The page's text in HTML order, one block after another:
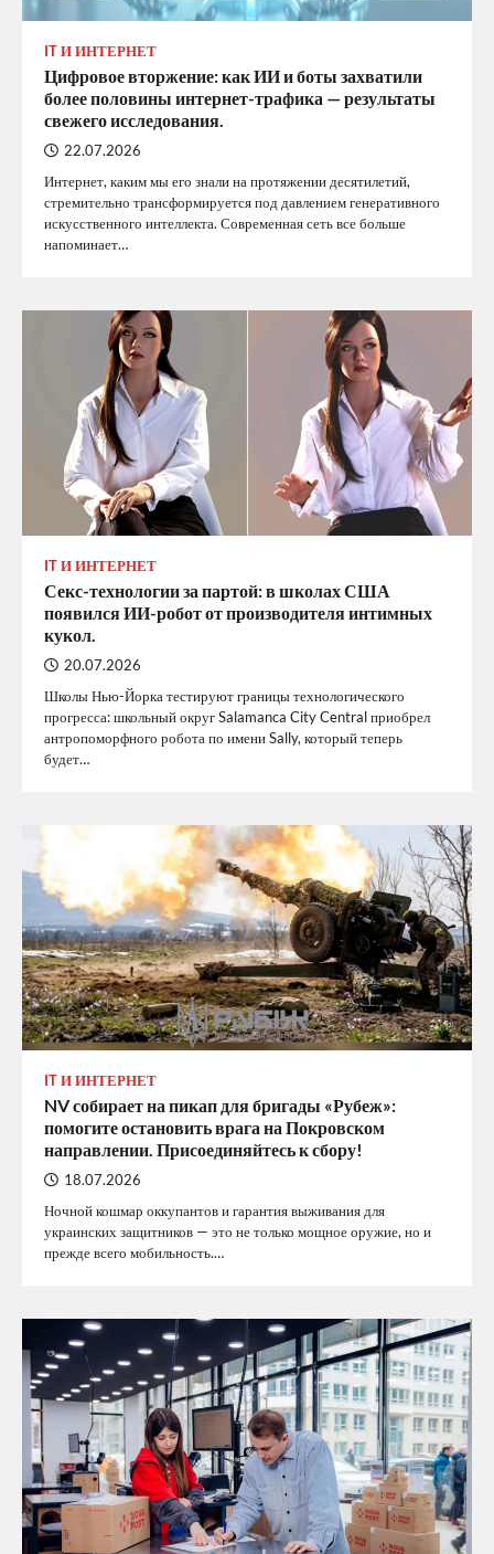
IT И ИНТЕРНЕТ
Цифровое вторжение: как ИИ и боты захватили
более половины интернет-трафика — результаты
свежего исследования.
22.07.2026
Интернет, каким мы его знали на протяжении десятилетий,
стремительно трансформируется под давлением генеративного
искусственного интеллекта. Современная сеть все больше
напоминает…
IT И ИНТЕРНЕТ
Секс-технологии за партой: в школах США
появился ИИ-робот от производителя интимных
кукол.
20.07.2026
Школы Нью-Йорка тестируют границы технологического
прогресса: школьный округ Salamanca City Central приобрел
антропоморфного робота по имени Sally, который теперь
будет…
IT И ИНТЕРНЕТ
NV собирает на пикап для бригады «Рубеж»:
помогите остановить врага на Покровском
направлении. Присоединяйтесь к сбору!
18.07.2026
Ночной кошмар оккупантов и гарантия выживания для
украинских защитников — это не только мощное оружие, но и
прежде всего мобильность.…